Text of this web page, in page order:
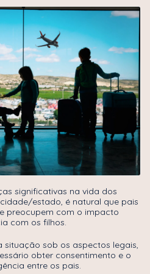
significativas na vida dos
estado, é natural que pais
preocupem com o impacto
com os filhos.
sob os aspectos legais,
obter consentimento e o
entre os pais.